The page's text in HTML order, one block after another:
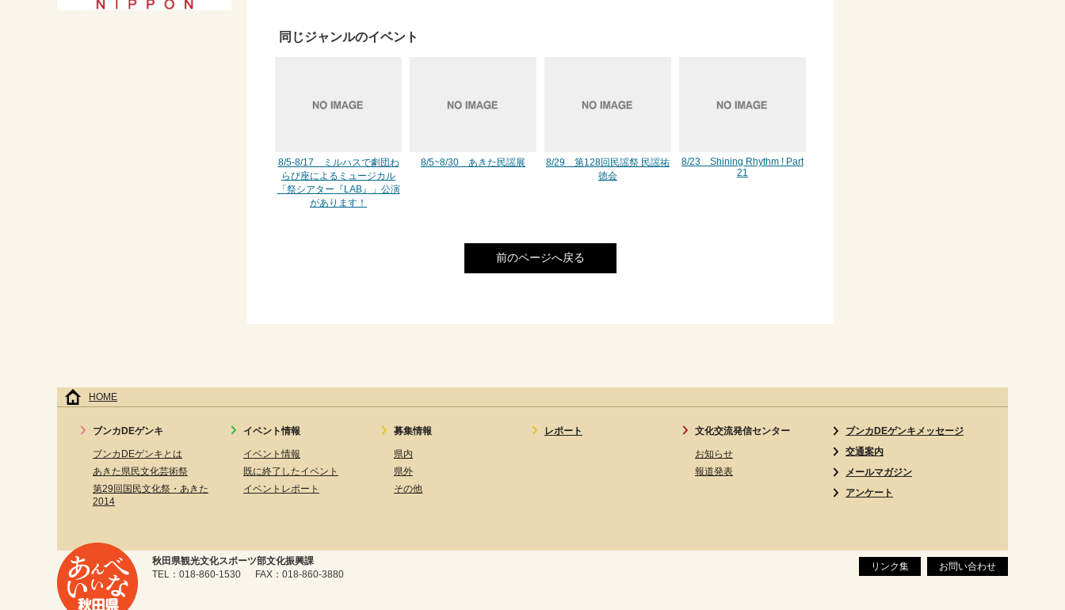
同じジャンルのイベント
8/5-8/17 ミルハスで劇団わ
らび座によるミュージカル
「祭シアター『LAB』」公演
があります！
8/5~8/30 あきた民謡展
8/29 第128回民謡祭 民謡祐
徳会
8/23 Shining Rhythm ! Part
21
前のページへ戻る
HOME
ブンカDEゲンキ
ブンカDEゲンキとは
あきた県民文化芸術祭
第29回国民文化祭・あきた
2014
イベント情報
イベント情報
既に終了したイベント
イベントレポート
募集情報
県内
県外
その他
レポート 文化交流発信センター
お知らせ
報道発表
ブンカDEゲンキメッセージ
交通案内
メールマガジン
アンケート
リンク集 お問い合わせ
秋田県観光文化スポーツ部文化振興課
TEL：018-860-1530 FAX：018-860-3880